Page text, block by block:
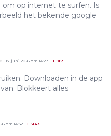
om op internet te surfen. Is
het bekende google
17 juni 2026 om 14:27 + 917
Downloaden in de app
Blokkeert alles
om 14:32 + 6143